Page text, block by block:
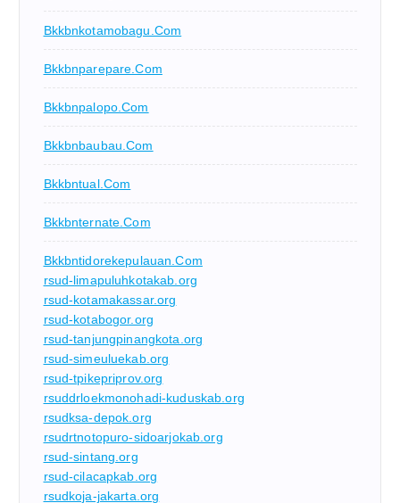
Bkkbnkotamobagu.com
Bkkbnparepare.com
Bkkbnpalopo.com
Bkkbnbaubau.com
Bkkbntual.com
Bkkbnternate.com
Bkkbntidorekepulauan.com
rsud-limapuluhkotakab.org
rsud-kotamakassar.org
rsud-kotabogor.org
rsud-tanjungpinangkota.org
rsud-simeuluekab.org
rsud-tpikepriprov.org
rsuddrloekmonohadi-kuduskab.org
rsudksa-depok.org
rsudrtnotopuro-sidoarjokab.org
rsud-sintang.org
rsud-cilacapkab.org
rsudkoja-jakarta.org